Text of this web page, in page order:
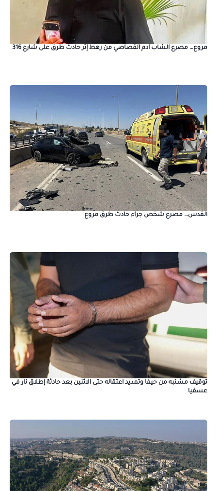
مروع… مصرع الشاب آدم القصاصي من رهط إثر حادث طرق على شارع 316
القدس… مصرع شخص جراء حادث طرق مروع
توقيف مشتبه من حيفا وتمديد اعتقاله حتى الاثنين بعد حادثة إطلاق نار في
عسفيا